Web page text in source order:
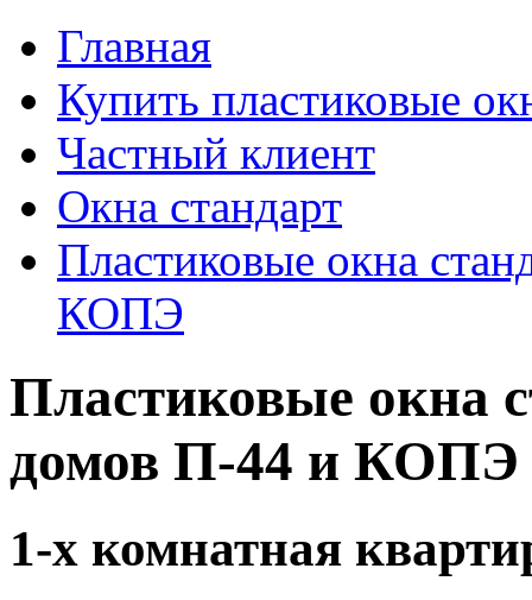
Главная
Купить пластиковые
Частный клиент
Окна стандарт
Пластиковые окна
КОПЭ
Пластиковые окна
домов П-44 и КОПЭ
1-х комнатная